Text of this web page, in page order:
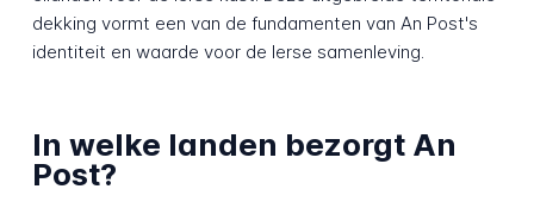
dekking vormt een van de fundamenten van An Post's
identiteit en waarde voor de Ierse samenleving.
In welke landen bezorgt An
Post?